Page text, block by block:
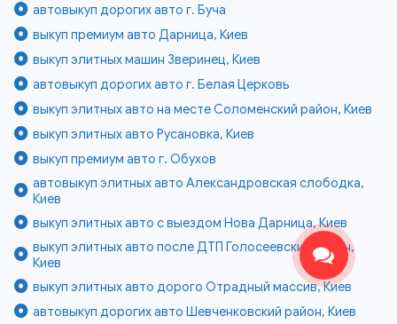
автовыкуп дорогих авто г. Буча
выкуп премиум авто Дарница, Киев
выкуп элитных машин Зверинец, Киев
автовыкуп дорогих авто г. Белая Церковь
выкуп элитных авто на месте Соломенский район, Киев
выкуп элитных авто Русановка, Киев
выкуп премиум авто г. Обухов
автовыкуп элитных авто Александровская слободка,
Киев
выкуп элитных авто с выездом Нова Дарница, Киев
выкуп элитных авто после ДТП Голосеевский район,
Киев
выкуп элитных авто дорого Отрадный массив, Киев
автовыкуп дорогих авто Шевченковский район, Киев